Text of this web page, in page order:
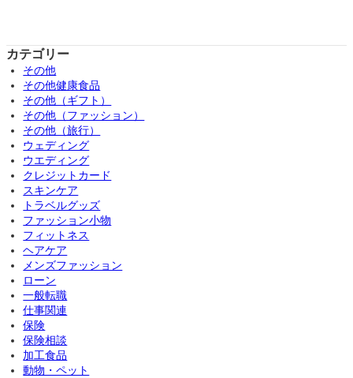
カテゴリー
その他
その他健康食品
その他（ギフト）
その他（ファッション）
その他（旅行）
ウェディング
ウエディング
クレジットカード
スキンケア
トラベルグッズ
ファッション小物
フィットネス
ヘアケア
メンズファッション
ローン
一般転職
仕事関連
保険
保険相談
加工食品
動物・ペット